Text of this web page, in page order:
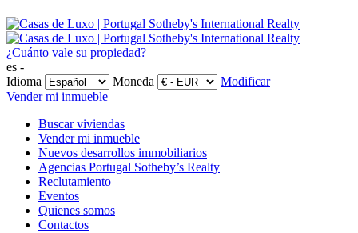
¿Cuánto vale su propiedad?
es -
Idioma
Moneda
Modificar
Vender mi inmueble
Buscar viviendas
Vender mi inmueble
Nuevos desarrollos immobiliarios
Agencias Portugal Sotheby’s Realty
Reclutamiento
Eventos
Quienes somos
Contactos